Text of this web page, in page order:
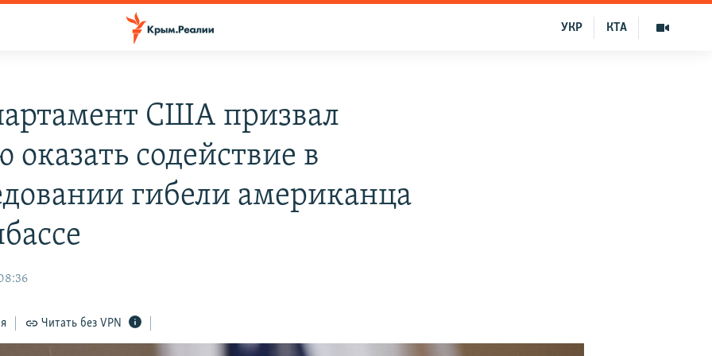
КТА
УКР
США призвал
оказать содействие в
гибели американца
Читать без VPN